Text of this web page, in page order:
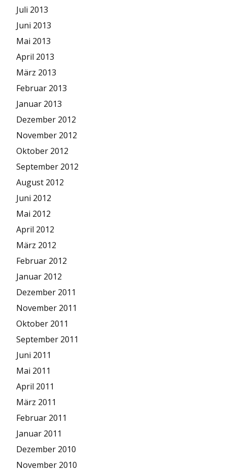
Juli 2013
Juni 2013
Mai 2013
April 2013
März 2013
Februar 2013
Januar 2013
Dezember 2012
November 2012
Oktober 2012
September 2012
August 2012
Juni 2012
Mai 2012
April 2012
März 2012
Februar 2012
Januar 2012
Dezember 2011
November 2011
Oktober 2011
September 2011
Juni 2011
Mai 2011
April 2011
März 2011
Februar 2011
Januar 2011
Dezember 2010
November 2010